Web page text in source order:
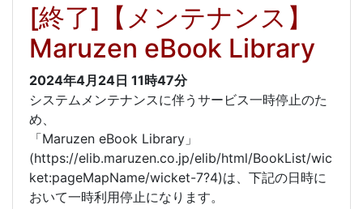
[終了]【メンテナンス】
Maruzen eBook Library
2024年4月24日 11時47分
システムメンテナンスに伴うサービス一時停止のた
め、
「Maruzen eBook Library」
(https://elib.maruzen.co.jp/elib/html/BookList/wic
ket:pageMapName/wicket-7?4)は、下記の日時に
おいて一時利用停止になります。